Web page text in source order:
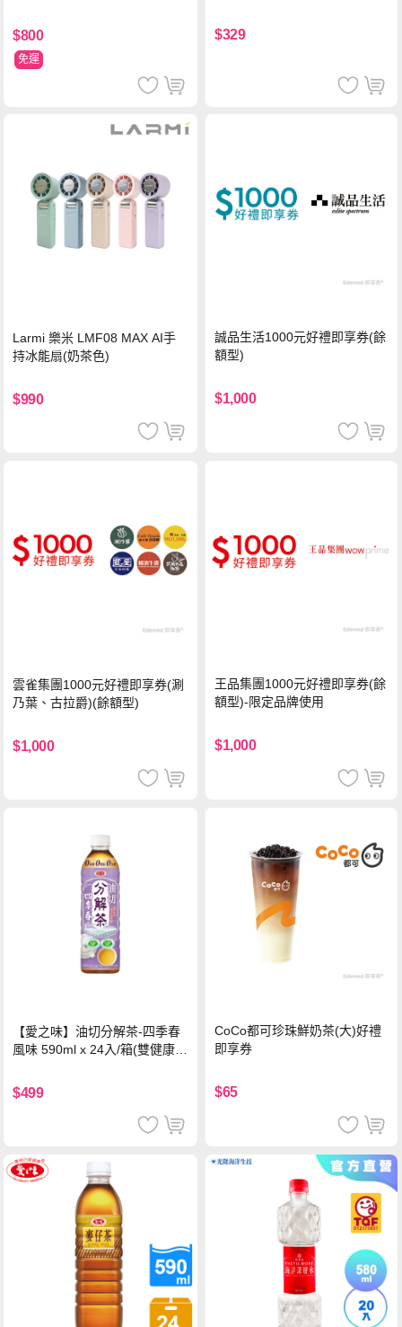
$800
免運
$329
Larmi 樂米 LMF08 MAX AI手
持冰能扇(奶茶色)
$990
誠品生活1000元好禮即享券(餘
額型)
$1,000
雲雀集團1000元好禮即享券(涮
乃葉、古拉爵)(餘額型)
$1,000
王品集團1000元好禮即享券(餘
額型)-限定品牌使用
$1,000
【愛之味】油切分解茶-四季春
風味 590ml x 24入/箱(雙健康認
$499
CoCo都可珍珠鮮奶茶(大)好禮
即享券
$65